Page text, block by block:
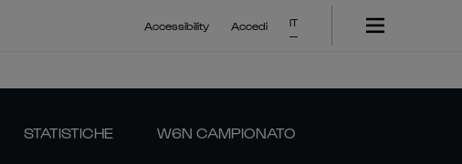
Accessibility Accedi IT
STATISTICHE W6N CAMPIONATO